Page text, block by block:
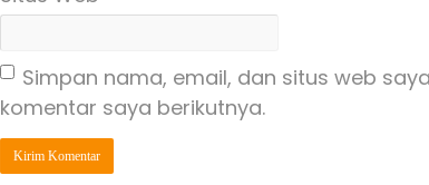
Simpan nama, email, dan situs web
komentar saya berikutnya.